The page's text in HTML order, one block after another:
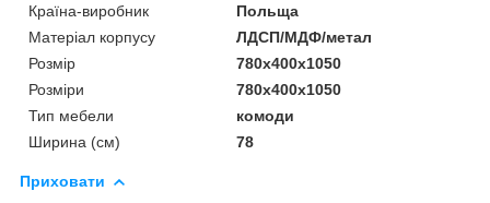
Країна-виробник
Польща
Матеріал корпусу
ЛДСП/МДФ/метал
Розмір
780x400x1050
Розміри
780x400x1050
Тип мебели
комоди
Ширина (см)
78
Приховати